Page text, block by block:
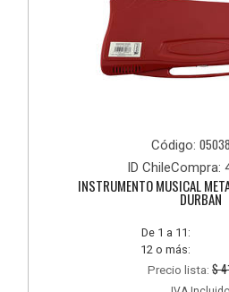
Código:
ID ChileCompra:
INSTRUMENTO MUSICAL
DURBAN
De 1 a 11:
12 o más:
Precio lista: $